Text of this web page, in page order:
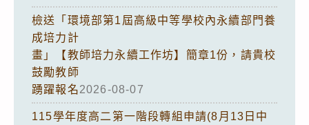
檢送「環境部第1屆高級中等學校內永續部門養
成培力計
畫」【教師培力永續工作坊】簡章1份，請貴校
鼓勵教師
踴躍報名2026-08-07
115學年度高二第一階段轉組申請(8月13日中